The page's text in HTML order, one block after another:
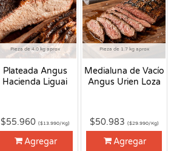
Pieza de 4.0 kg aprox
Plateada Angus
Hacienda Liguai
$55.960 ($13.990/Kg)
Agregar
Pieza de 1.7 kg aprox
Medialuna de Vacío
Angus Urien Loza
$50.983 ($29.990/Kg)
Agregar